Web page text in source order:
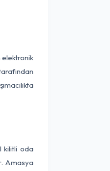
elektronik
kilitli oda
Amasya